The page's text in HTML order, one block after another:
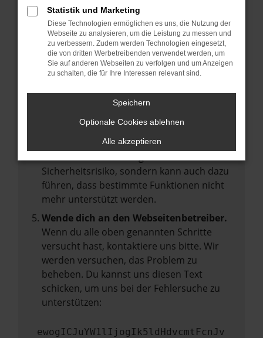
können das Laden bestimmter Seiten
verhindern. Funktioniert die Seite in einem
anderen Browser oder in einem privaten
Fenster?
Starte dein Gerät neu.
vorübergehende Probleme zu beheben.
Betriebssystem auf dem neuesten Stand
Veraltete Software birgt nicht nur ein
Sicherheitsrisiko, sondern kann auch dazu
führen, dass bestimmte Funktionen nicht
mehr unterstützt werden.
Wende dich an den Webseitenbetreiber.
Wenn du alle oben genannten Schritte
versucht hast, kontaktiere uns bitte. Wir
werden versuchen, das Problem zu
beheben. Du kannst uns diesen Text
schicken, um uns bei der Fehlersuche zu
unterstützen:
ewogICJuYW1lIjogIk5ldHdvcmtFcnJv
Statistik und Marketing
Diese Technologien ermöglichen es uns, die Nutzung der
Webseite zu analysieren, um die Leistung zu messen und
zu verbessern. Zudem werden Technologien eingesetzt,
die von dritten Werbetreibenden verwendet werden, um
Sie auf anderen Webseiten zu verfolgen und um Anzeigen
zu schalten, die für Ihre Interessen relevant sind.
Speichern
Optionale Cookies ablehnen
Alle akzeptieren